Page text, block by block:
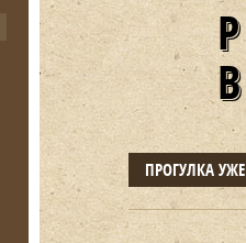
ПРОГУЛКА